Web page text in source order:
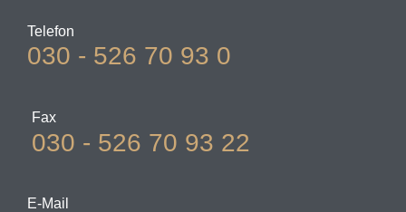
Telefon
030 - 526 70 93 0
Fax
030 - 526 70 93 22
E-Mail